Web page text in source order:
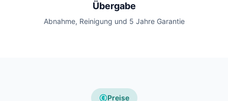
Übergabe
Abnahme, Reinigung und 5 Jahre Garantie
Preise